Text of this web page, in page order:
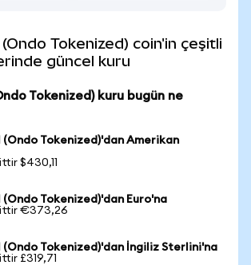
Tokenized) coin'in çeşitli
güncel kuru
Tokenized) kuru bugün ne
(Ondo Tokenized)'dan Amerikan
$430,11
(Ondo Tokenized)'dan Euro'na
€373,26
(Ondo Tokenized)'dan İngiliz Sterlini'na
£319,71